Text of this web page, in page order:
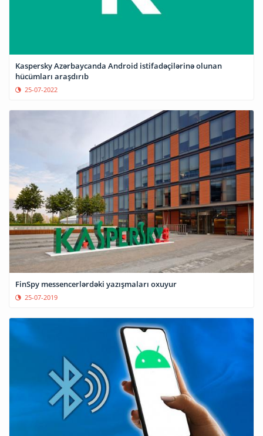
Kaspersky Azərbaycanda Android istifadəçilərinə olunan
hücümları araşdırıb
25-07-2022
FinSpy messencerlərdəki yazışmaları oxuyur
25-07-2019